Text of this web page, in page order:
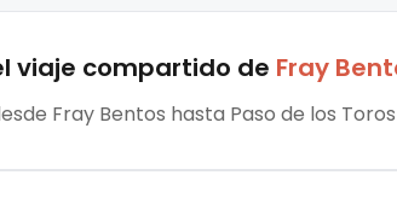
viaje compartido de Fray
Fray Bentos hasta Paso de los